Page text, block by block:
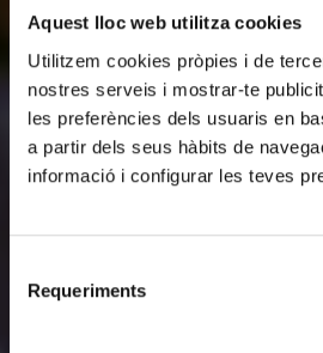
Aquest lloc web utilitza cookies
Utilitzem cookies pròpies i de
nostres serveis i mostrar-te
les preferències dels usuaris en
a partir dels seus hàbits de
informació i configurar les teves
Requeriments